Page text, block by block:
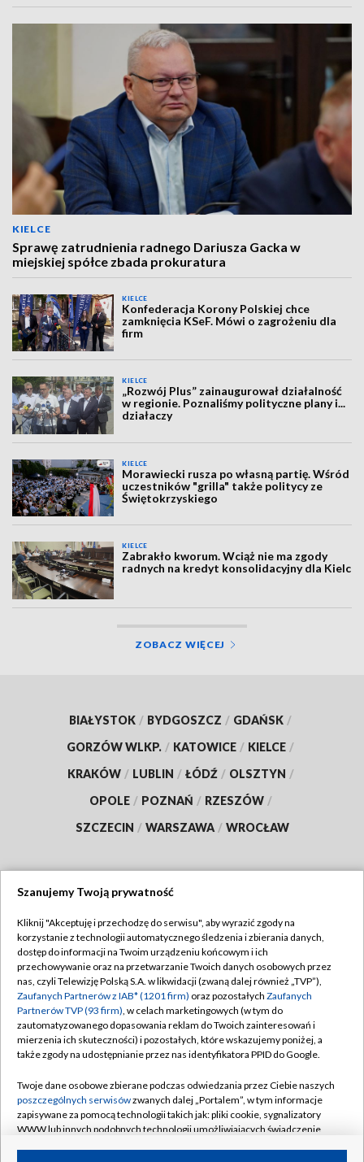
KIELCE
Sprawę zatrudnienia radnego Dariusza Gacka w
miejskiej spółce zbada prokuratura
KIELCE
Konfederacja Korony Polskiej chce
zamknięcia KSeF. Mówi o zagrożeniu dla
firm
KIELCE
„Rozwój Plus” zainaugurował działalność
w regionie. Poznaliśmy polityczne plany i...
działaczy
KIELCE
Morawiecki rusza po własną partię. Wśród
uczestników "grilla" także politycy ze
Świętokrzyskiego
KIELCE
Zabrakło kworum. Wciąż nie ma zgody
radnych na kredyt konsolidacyjny dla Kielc
ZOBACZ WIĘCEJ
BIAŁYSTOK / BYDGOSZCZ / GDAŃSK /
GORZÓW WLKP. / KATOWICE / KIELCE /
KRAKÓW / LUBLIN / ŁÓDŹ / OLSZTYN /
OPOLE / POZNAŃ / RZESZÓW /
SZCZECIN / WARSZAWA / WROCŁAW
TVP
Abonament TVP
Emisja w TVP
Centrum informacji TVP
Naziemna Telewizja Cyfrowa
Rada Programowa
System NOS
Informacje o nadawcy
Regulamin TVP
Polityka prywatności
Moje zgody
Pomoc
Kontakt
Kanały
Szanujemy Twoją prywatność
Kliknij "Akceptuję i przechodzę do serwisu", aby wyrazić zgody na
korzystanie z technologii automatycznego śledzenia i zbierania danych,
dostęp do informacji na Twoim urządzeniu końcowym i ich
przechowywanie oraz na przetwarzanie Twoich danych osobowych przez
nas, czyli Telewizję Polską S.A. w likwidacji (zwaną dalej również „TVP”),
Zaufanych Partnerów z IAB* (1201 firm) oraz pozostałych Zaufanych
Partnerów TVP (93 firm), w celach marketingowych (w tym do
zautomatyzowanego dopasowania reklam do Twoich zainteresowań i
mierzenia ich skuteczności) i pozostałych, które wskazujemy poniżej, a
także zgody na udostępnianie przez nas identyfikatora PPID do Google.
Twoje dane osobowe zbierane podczas odwiedzania przez Ciebie naszych
poszczególnych serwisówzwanych dalej „Portalem”, w tym informacje
zapisywane za pomocą technologii takich jak: pliki cookie, sygnalizatory
WWW lub innych podobnych technologii umożliwiających świadczenie